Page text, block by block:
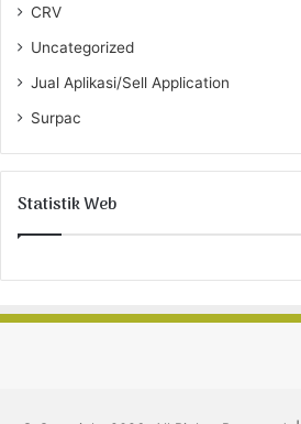
CRV
Uncategorized
Jual Aplikasi/Sell Application
Surpac
Statistik Web